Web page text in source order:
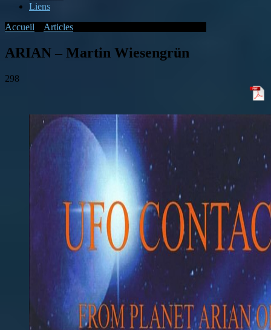
Liens
Accueil
Articles
ARIAN – Martin Wiesengrün
298